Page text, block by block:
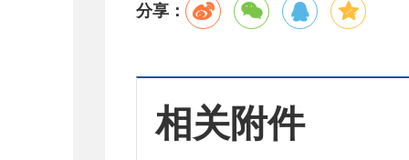
分享：
相关附件